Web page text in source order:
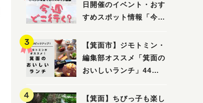
日開催のイベント・おす
すめスポット情報「今週
面・吹田・池田・茨木・
高槻）
【箕面市】ジモトミン・
編集部オススメ「箕面の
おいしいランチ」44
から穴場まで！〜
【箕面】ちびっ子も楽し